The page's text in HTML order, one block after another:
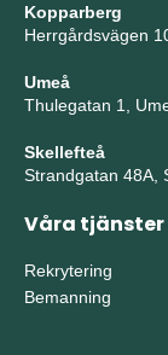
Kopparberg
Herrgårdsvägen
Umeå
Thulegatan 1,
Skellefteå
Strandgatan 48A,
Våra tjänster
Rekrytering
Bemanning